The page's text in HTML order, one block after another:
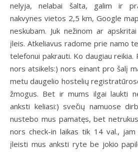
nelyja, nelabai šalta, galim ir
nakvynes vietos 2,5 km, Google
neskubam. Juk nežinom ar
įleis. Atkeliavus radome prie namo
telefonui pakrauti. Ko daugiau reikia.
nors atsikels:) nors einant pro šalį
metu daugelio hostelių
žmogus. Bet ir mums ilgai laukti
anksti keliasi:) svečių namuose
nustebo mus pamatęs, bet
nors check-in laikas tik 14 val.,
įleisti mus anksti ryte be jokio